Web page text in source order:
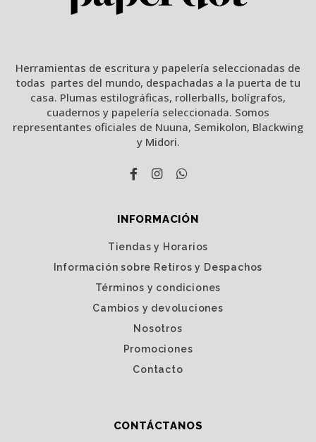
Herramientas de escritura y papelería seleccionadas de
todas partes del mundo, despachadas a la puerta de tu
casa. Plumas estilográficas, rollerballs, bolígrafos,
cuadernos y papelería seleccionada. Somos
representantes oficiales de Nuuna, Semikolon, Blackwing
y Midori.
INFORMACIÓN
Tiendas y Horarios
Información sobre Retiros y Despachos
Términos y condiciones
Cambios y devoluciones
Nosotros
Promociones
Contacto
CONTÁCTANOS